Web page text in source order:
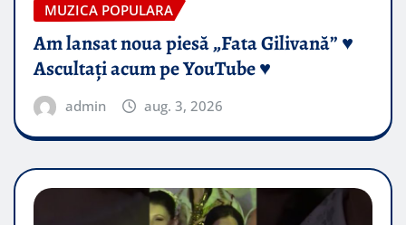
MUZICA POPULARA
Am lansat noua piesă „Fata Gilivană” ♥️
Ascultați acum pe YouTube ♥️
admin aug. 3, 2026